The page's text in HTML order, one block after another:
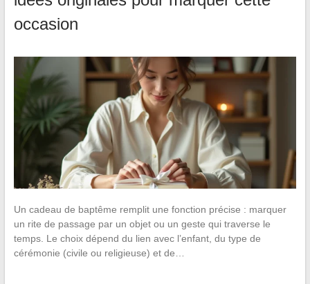
occasion
Un cadeau de baptême remplit une fonction précise : marquer
un rite de passage par un objet ou un geste qui traverse le
temps. Le choix dépend du lien avec l’enfant, du type de
cérémonie (civile ou religieuse) et de…